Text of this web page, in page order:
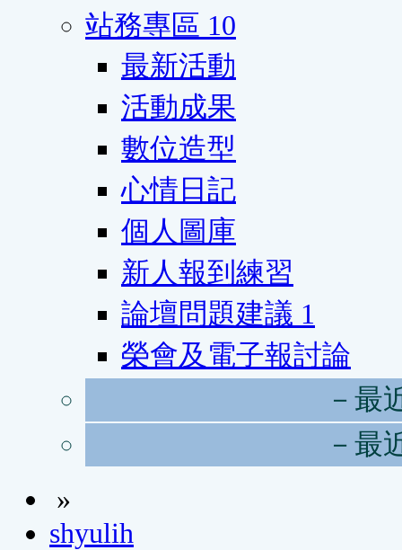
站務專區 10
最新活動
活動成果
數位造型
心情日記
個人圖庫
新人報到練習
論壇問題建議 1
榮會及電子報討論
－最
－最
»
shyulih